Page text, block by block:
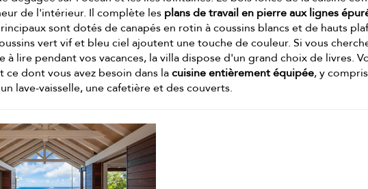
de l'intérieur. Il complète les plans de travail en pierre aux lignes
sont dotés de canapés en rotin à coussins blancs et de hauts
vert vif et bleu ciel ajoutent une touche de couleur. Si vous
à lire pendant vos vacances, la villa dispose d'un grand choix de livres.
ce dont vous avez besoin dans lacuisine entièrement équipée, y
lave-vaisselle, une cafetière et des couverts.